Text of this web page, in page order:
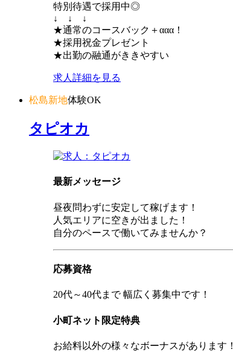
特別待遇で採用中◎
↓ ↓ ↓
★通常のコースバック＋ααα！
★採用祝金プレゼント
★出勤の融通がききやすい
求人詳細を見る
松島新地体験OK
タピオカ
最新メッセージ
昼夜問わずに安定して稼げます！
人気エリアに空きが出ました！
自分のペースで働いてみませんか？
応募資格
20代～40代まで 幅広く募集中です！
小町ネット限定特典
お給料以外の様々なボーナスがあります！